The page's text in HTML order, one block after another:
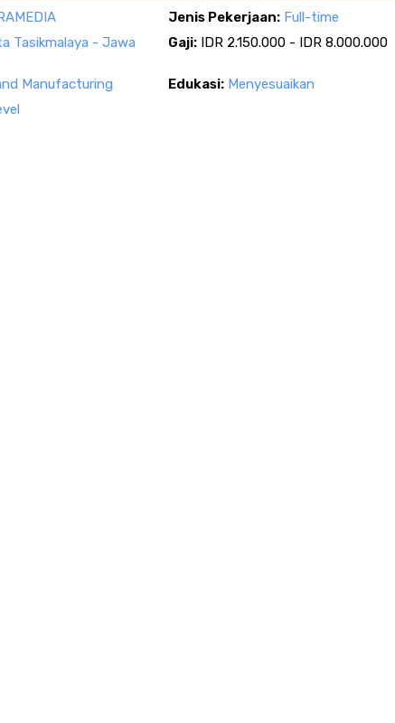
Jenis Pekerjaan: Full-time
Tasikmalaya - Jawa
Gaji: IDR 2.150.000 - IDR 8.000.000
Manufacturing Edukasi: Menyesuaikan